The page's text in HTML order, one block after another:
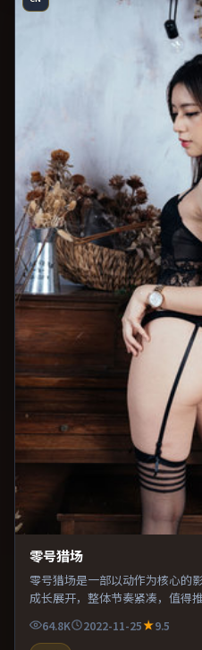
零号猎场
零号猎场是一部以动作为核心的
成长展开，整体节奏紧凑，值得推
64.8K 2022-11-25
9.5